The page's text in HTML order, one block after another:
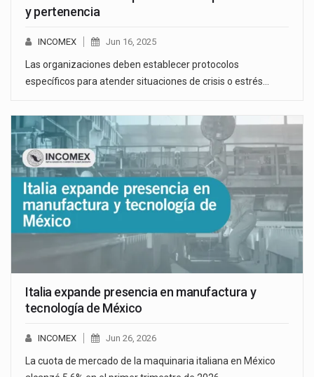
y pertenencia
INCOMEX Jun 16, 2025
Las organizaciones deben establecer protocolos
específicos para atender situaciones de crisis o estrés…
Italia expande presencia en manufactura y
tecnología de México
INCOMEX Jun 26, 2026
La cuota de mercado de la maquinaria italiana en México